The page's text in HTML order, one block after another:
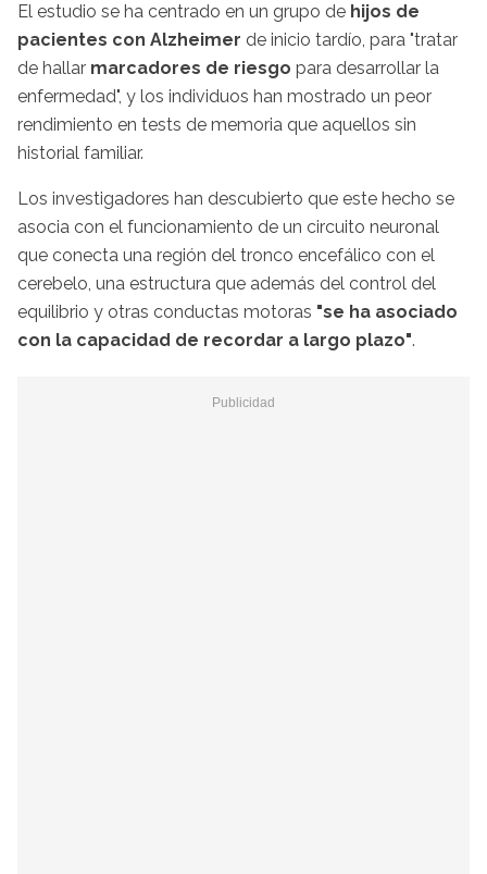
El estudio se ha centrado en un grupo de hijos de
pacientes con Alzheimer de inicio tardío, para "tratar
de hallar marcadores de riesgo para desarrollar la
enfermedad", y los individuos han mostrado un peor
rendimiento en tests de memoria que aquellos sin
historial familiar.
Los investigadores han descubierto que este hecho se
asocia con el funcionamiento de un circuito neuronal
que conecta una región del tronco encefálico con el
cerebelo, una estructura que además del control del
equilibrio y otras conductas motoras "se ha asociado
con la capacidad de recordar a largo plazo".